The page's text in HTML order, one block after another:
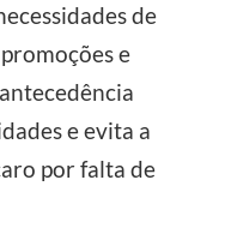
de
e
e evita a
por falta de